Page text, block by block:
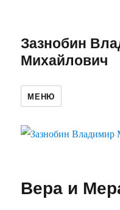
Зазнобин
Михайлович
МЕНЮ
Вера и